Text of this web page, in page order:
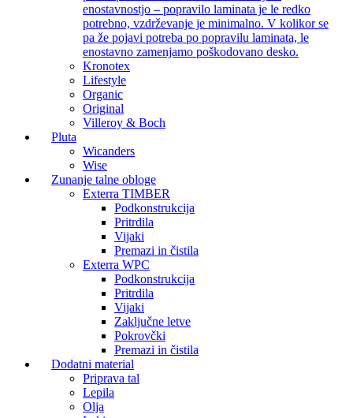
enostavnostjo – popravilo laminata je le redko
potrebno, vzdrževanje je minimalno. V kolikor se
pa že pojavi potreba po popravilu laminata, le
enostavno zamenjamo poškodovano desko.
Kronotex
Lifestyle
Organic
Original
Villeroy & Boch
Pluta
Wicanders
Wise
Zunanje talne obloge
Exterra TIMBER
Podkonstrukcija
Pritrdila
Vijaki
Premazi in čistila
Exterra WPC
Podkonstrukcija
Pritrdila
Vijaki
Zaključne letve
Pokrovčki
Premazi in čistila
Dodatni material
Priprava tal
Lepila
Olja